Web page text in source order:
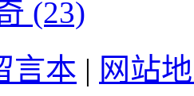
(23)
言本 | 网站